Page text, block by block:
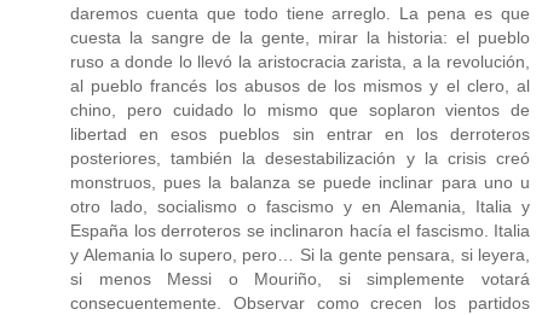
daremos cuenta que todo tiene arreglo. La pena es que
cuesta la sangre de la gente, mirar la historia: el pueblo
ruso a donde lo llevó la aristocracia zarista, a la revolución,
al pueblo francés los abusos de los mismos y el clero, al
chino, pero cuidado lo mismo que soplaron vientos de
libertad en esos pueblos sin entrar en los derroteros
posteriores, también la desestabilización y la crisis creó
monstruos, pues la balanza se puede inclinar para uno u
otro lado, socialismo o fascismo y en Alemania, Italia y
España los derroteros se inclinaron hacía el fascismo. Italia
y Alemania lo supero, pero… Si la gente pensara, si leyera,
si menos Messi o Mouriño, si simplemente votará
consecuentemente. Observar como crecen los partidos